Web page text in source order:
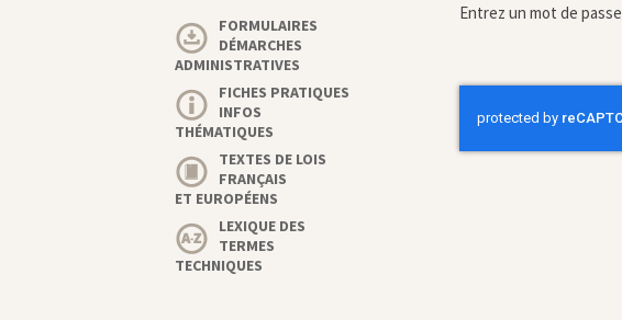
Entrez un mot de passe
FORMULAIRES
DÉMARCHES
ADMINISTRATIVES
FICHES PRATIQUES
INFOS
THÉMATIQUES
TEXTES DE LOIS
FRANÇAIS
ET EUROPÉENS
LEXIQUE DES
TERMES
TECHNIQUES